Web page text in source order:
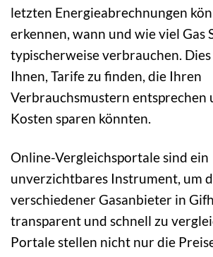
letzten Energieabrechnungen
erkennen, wann und wie viel Gas
typischerweise verbrauchen.
Ihnen, Tarife zu finden, die Ihren
Verbrauchsmustern entsprechen
Kosten sparen könnten.
Online-Vergleichsportale sind ein
unverzichtbares Instrument, um
verschiedener Gasanbieter in
transparent und schnell zu
Portale stellen nicht nur die